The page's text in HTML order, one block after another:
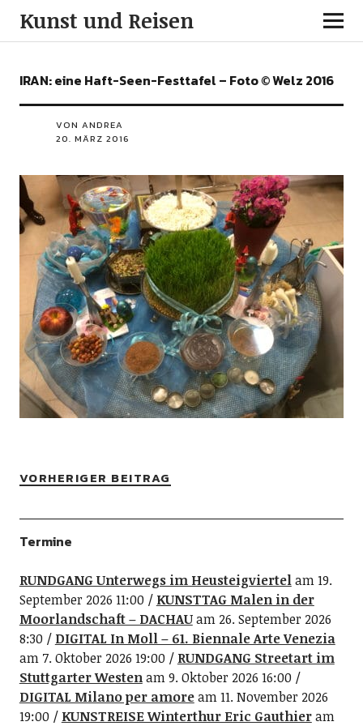
Kunst und Reisen
IRAN: eine Haft-Seen-Festtafel – Foto © Welz 2016
VON ANDREA
20. MÄRZ 2016
VORHERIGER BEITRAG
Termine
RUNDGANG Unterwegs im Heusteigviertelam 19.
September 2026 11:00
KUNSTTAG Malen in der
Moorlandschaft – DACHAUam 26. September 2026
8:30
DIGITAL In Moll – 61. Biennale Arte Venezia
am 7. Oktober 2026 19:00
RUNDGANG Streetart im
Stuttgarter Westenam 9. Oktober 2026 16:00
DIGITAL Milano per amoream 11. November 2026
19:00
KUNSTREISE Winterthur Eric Gauthieram